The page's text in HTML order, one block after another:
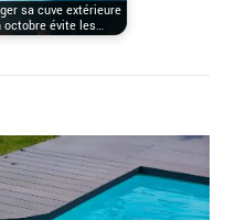
sa cuve extérieure
octobre évite les…